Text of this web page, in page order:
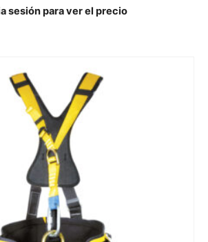
sesión para ver el precio